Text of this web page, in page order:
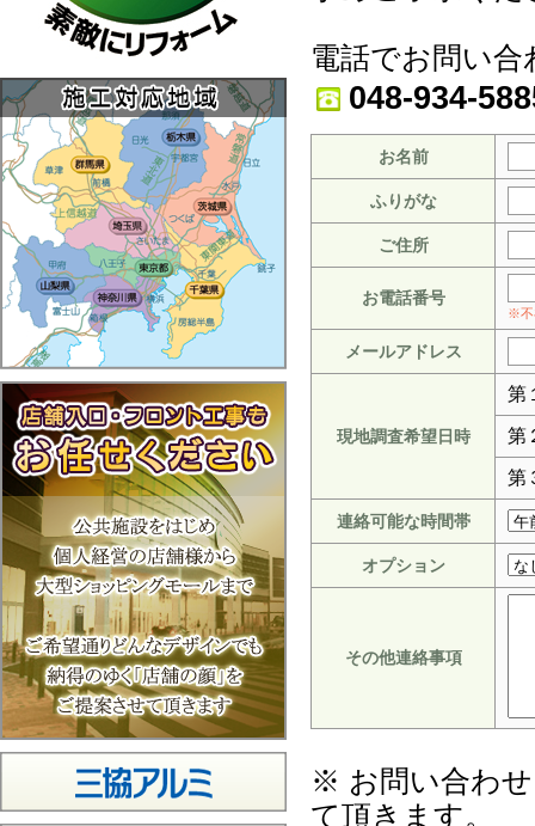
電話でお問い
048-934-
お名前
ふりがな
ご住所
お電話番号
※不
メールアドレス
現地調査希望日時
連絡可能な時間帯
オプション
その他連絡事項
※ お問い合わ
て頂きます。